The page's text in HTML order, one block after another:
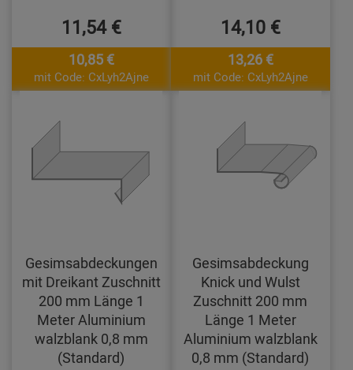
11,54 €
10,85 €
mit Code: CxLyh2Ajne
14,10 €
13,26 €
mit Code: CxLyh2Ajne
Gesimsabdeckungen
mit Dreikant Zuschnitt
200 mm Länge 1
Meter Aluminium
walzblank 0,8 mm
(Standard)
Gesimsabdeckung
Knick und Wulst
Zuschnitt 200 mm
Länge 1 Meter
Aluminium walzblank
0,8 mm (Standard)